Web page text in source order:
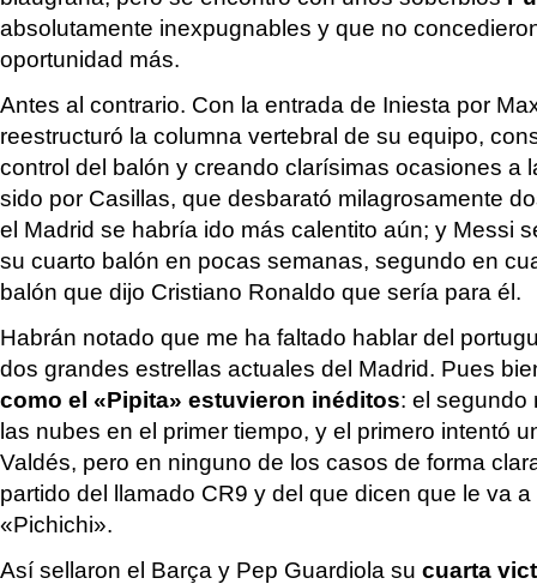
absolutamente inexpugnables y que no
oportunidad más.
Antes al contrario. Con la entrada de Iniesta por
reestructuró la columna vertebral de su equipo,
control del balón y creando clarísimas ocasiones a
sido por Casillas, que desbarató milagrosamente
el Madrid se habría ido más calentito aún; y Messi
su cuarto balón en pocas semanas, segundo en
balón que dijo Cristiano Ronaldo que sería para él.
Habrán notado que me ha faltado hablar del
dos grandes estrellas actuales del Madrid. Pues
como el «Pipita» estuvieron inéditos: el segundo
las nubes en el primer tiempo, y el primero intentó
Valdés, pero en ninguno de los casos de forma
partido del llamado CR9 y del que dicen que le va
«Pichichi».
Así sellaron el Barça y Pep Guardiola su cuarta